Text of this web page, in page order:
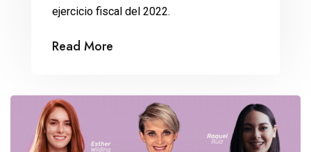
ejercicio fiscal del 2022.
Read More